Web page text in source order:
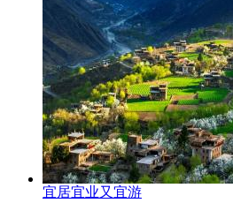
宜居宜业又宜游